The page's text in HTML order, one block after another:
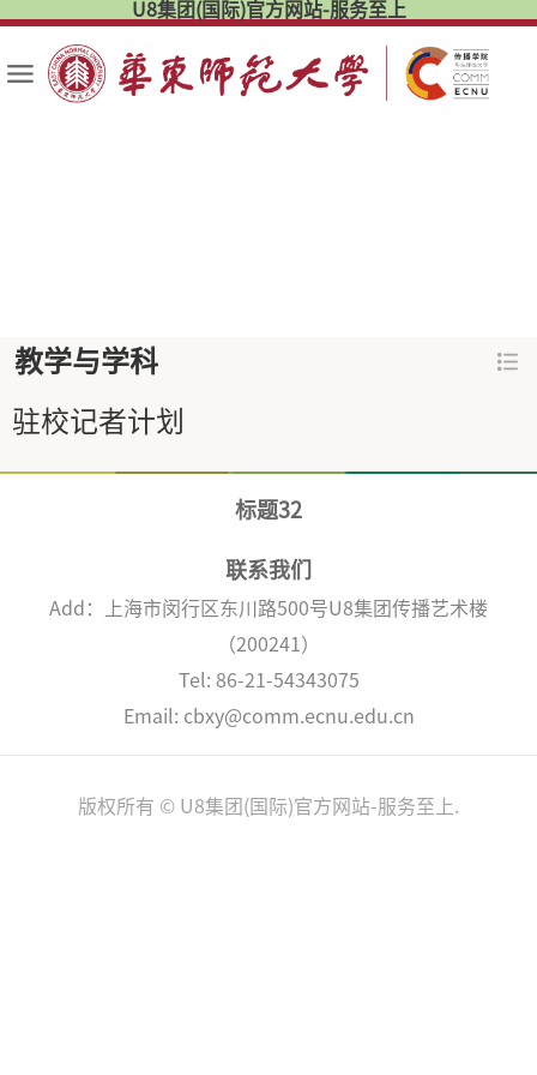
U8集团(国际)官方网站-服务至上
教学与学科
驻校记者计划
标题32
联系我们
Add：上海市闵行区东川路500号U8集团传播艺术楼
（200241）
Tel: 86-21-54343075
Email: cbxy@comm.ecnu.edu.cn
版权所有 © U8集团(国际)官方网站-服务至上.